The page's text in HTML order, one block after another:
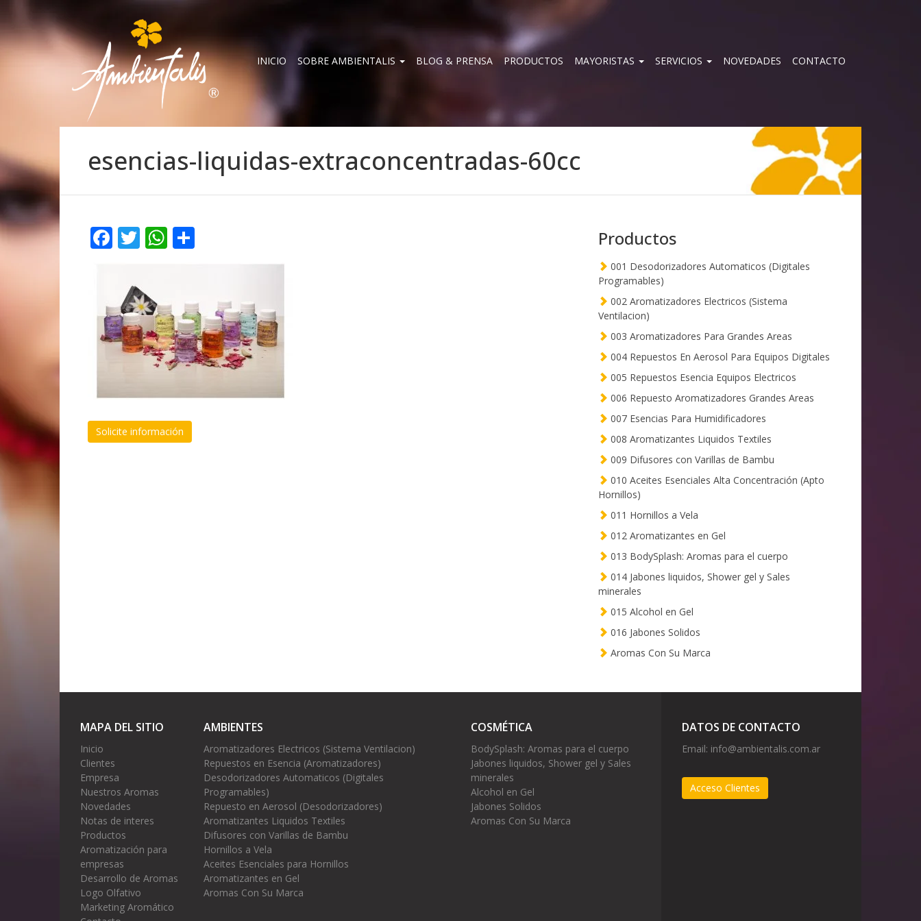
INICIO SOBRE AMBIENTALIS BLOG & PRENSA PRODUCTOS MAYORISTAS SERVICIOS NOVEDADES CONTACTO
esencias-liquidas-extraconcentradas-60cc
Facebook
TwitterWhatsApp
Solicite información
Productos
001 Desodorizadores Automaticos (Digitales
Programables)
002 Aromatizadores Electricos (Sistema
Ventilacion)
003 Aromatizadores Para Grandes Areas
004 Repuestos En Aerosol Para Equipos Digitales
005 Repuestos Esencia Equipos Electricos
006 Repuesto Aromatizadores Grandes Areas
007 Esencias Para Humidificadores
008 Aromatizantes Liquidos Textiles
009 Difusores con Varillas de Bambu
010 Aceites Esenciales Alta Concentración (Apto
Hornillos)
011 Hornillos a Vela
012 Aromatizantes en Gel
013 BodySplash: Aromas para el cuerpo
014 Jabones liquidos, Shower gel y Sales
minerales
015 Alcohol en Gel
016 Jabones Solidos
Aromas Con Su Marca
MAPA DEL SITIO
Inicio
Clientes
Empresa
Nuestros Aromas
Novedades
Notas de interes
Productos
Aromatización para
empresas
Desarrollo de Aromas
Logo Olfativo
Marketing Aromático
AMBIENTES
Aromatizadores Electricos (Sistema Ventilacion)
Repuestos en Esencia (Aromatizadores)
Desodorizadores Automaticos (Digitales
Programables)
Repuesto en Aerosol (Desodorizadores)
Aromatizantes Liquidos Textiles
Difusores con Varillas de Bambu
Hornillos a Vela
Aceites Esenciales para Hornillos
Aromatizantes en Gel
Aromas Con Su Marca
COSMÉTICA
BodySplash: Aromas para el cuerpo
Jabones liquidos, Shower gel y Sales
minerales
Alcohol en Gel
Jabones Solidos
Aromas Con Su Marca
DATOS DE CONTACTO
Email: info@ambientalis.com.ar
Acceso Clientes